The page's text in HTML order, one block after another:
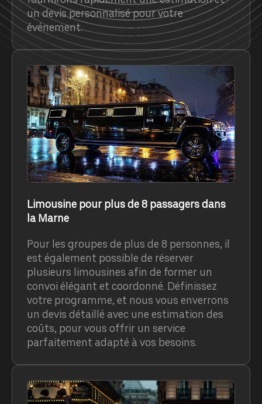
un devis personnalisé pour votre
événement.
Limousine pour plus de 8 passagers dans
la Marne
Pour les groupes de plus de 8 personnes, il
est également possible de réserver
plusieurs limousines afin de former un
convoi élégant et coordonné. Définissez
votre programme, et nous vous enverrons
un devis détaillé avec une estimation des
coûts, pour vous offrir un service
parfaitement adapté à vos besoins.